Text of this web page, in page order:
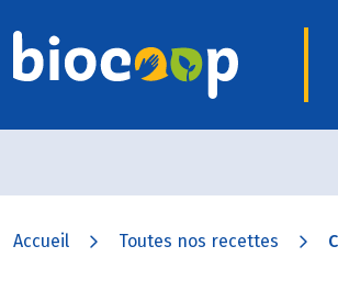
Accueil Toutes nos recettes